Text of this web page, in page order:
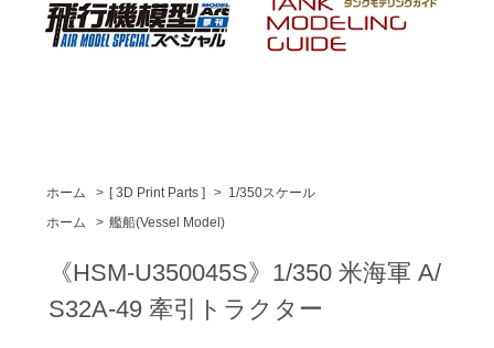
ホーム > [ 3D Print Parts ] > 1/350スケール
ホーム
> 艦船(Vessel Model)
《HSM-U350045S》1/350 米海軍 A/
S32A-49 牽引トラクター